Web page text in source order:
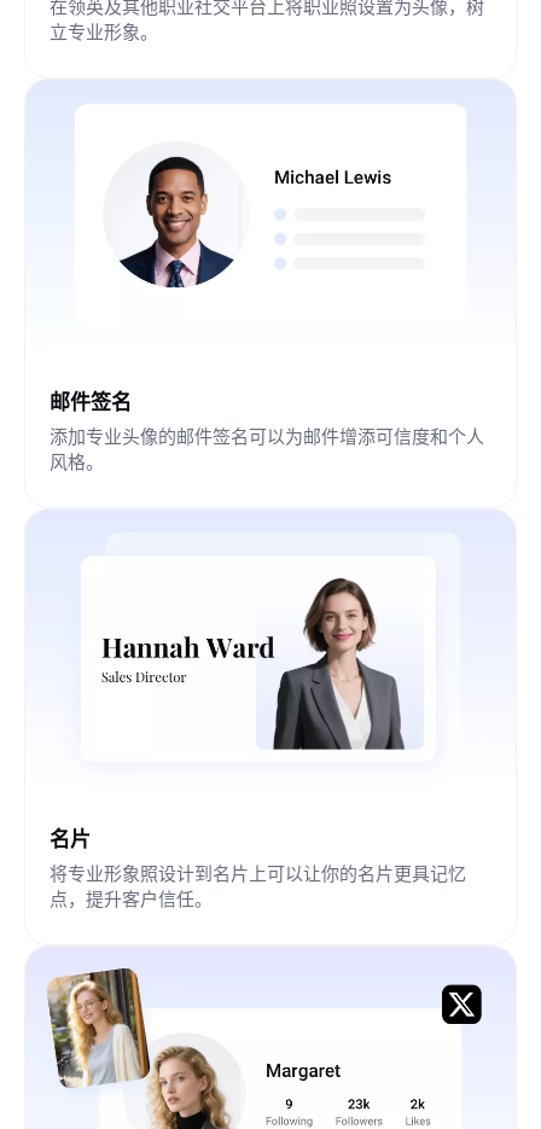
在领英及其他职业社交平台上将职业照设置为头像，树
立专业形象。
邮件签名
添加专业头像的邮件签名可以为邮件增添可信度和个人
风格。
名片
将专业形象照设计到名片上可以让你的名片更具记忆
点，提升客户信任。